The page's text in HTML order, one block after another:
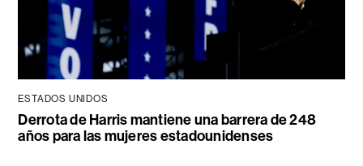
ESTADOS UNIDOS
Derrota de Harris mantiene una barrera de 248
años para las mujeres estadounidenses